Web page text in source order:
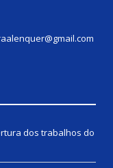
dos trabalhos do